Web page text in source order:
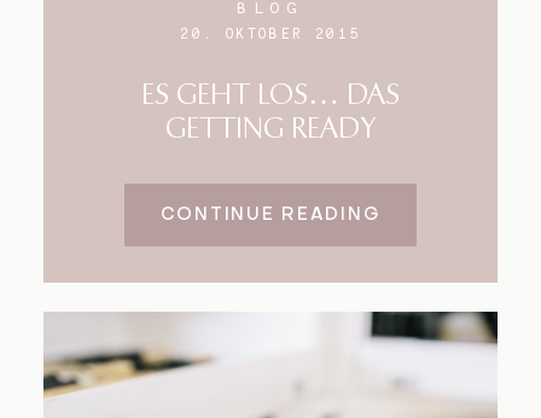
BLOG
20. OKTOBER 2015
ES GEHT LOS… DAS
GETTING READY
CONTINUE READING